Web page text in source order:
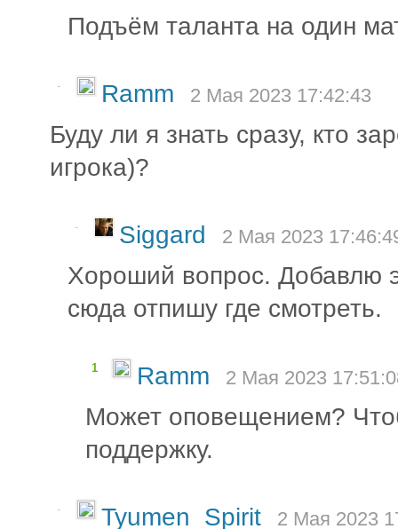
Подъём таланта на один
- Ramm 2 Мая 2023 17:42:43
Буду ли я знать сразу, кто
игрока)?
- Siggard 2 Мая 2023
Хороший вопрос. Добавлю
сюда отпишу где смотреть.
1 Ramm 2 Мая 2023
Может оповещением?
поддержку.
- Tyumen_Spirit 2 Мая 2023